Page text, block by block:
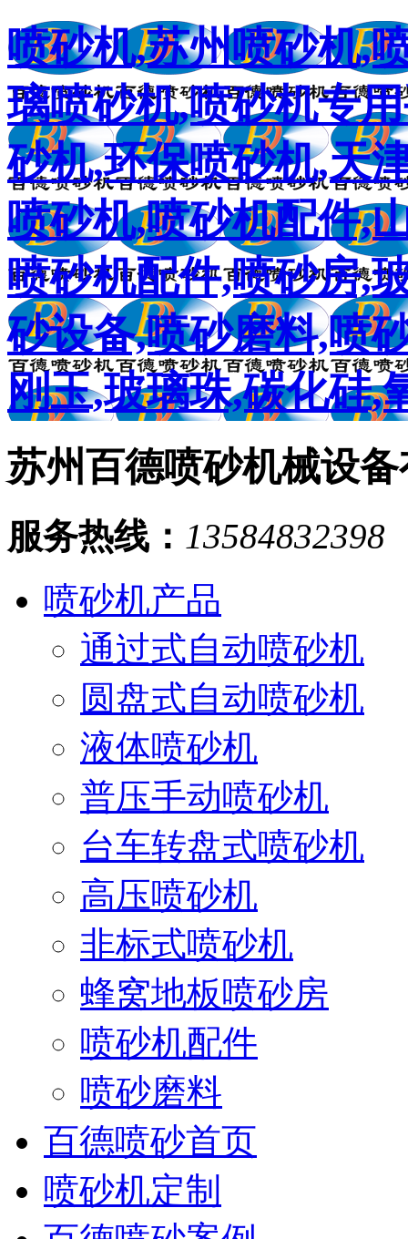
喷砂机,苏州喷砂机,
璃喷砂机,喷砂机专
砂机,环保喷砂机,天
喷砂机,喷砂机配件,
喷砂机配件,喷砂房,
砂设备,喷砂磨料,喷
刚玉,玻璃珠,碳化硅,
苏州百德喷砂机械设
服务热线： 13584832398
喷砂机产品
通过式自动喷砂机
圆盘式自动喷砂机
液体喷砂机
普压手动喷砂机
台车转盘式喷砂机
高压喷砂机
非标式喷砂机
蜂窝地板喷砂房
喷砂机配件
喷砂磨料
百德喷砂首页
喷砂机定制